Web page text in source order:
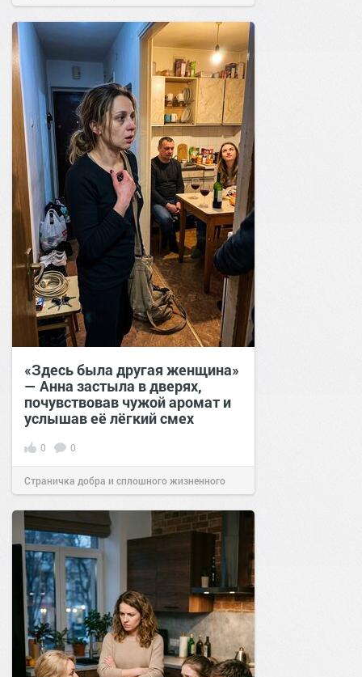
«Здесь была другая женщина»
— Анна застыла в дверях,
почувствовав чужой аромат и
услышав её лёгкий смех
0 0
Страничка добра и сплошного жизненного
позитива!13:38Сегодня